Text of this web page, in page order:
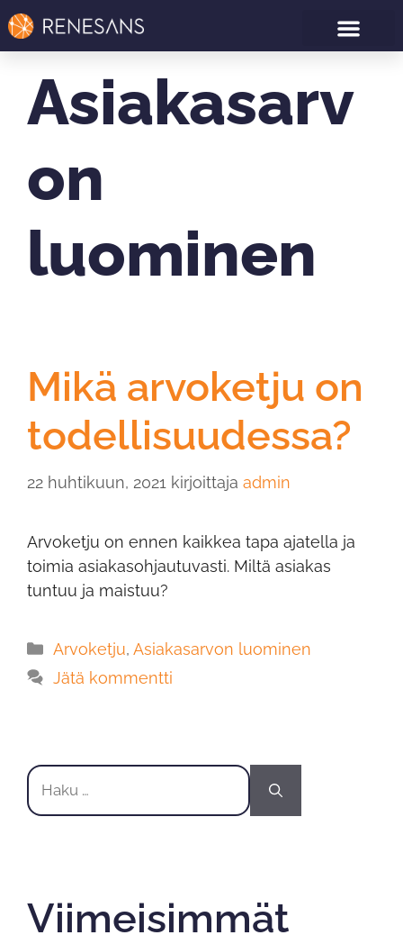
Asiakasarv
on
luominen
Mikä arvoketju on
todellisuudessa?
22 huhtikuun, 2021 kirjoittaja admin
Arvoketju on ennen kaikkea tapa ajatella ja
toimia asiakasohjautuvasti. Miltä asiakas
tuntuu ja maistuu?
Arvoketju, Asiakasarvon luominen
Jätä kommentti
Viimeisimmät